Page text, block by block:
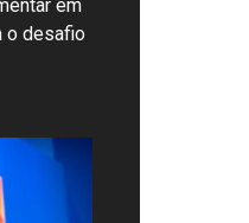
em
o desafio